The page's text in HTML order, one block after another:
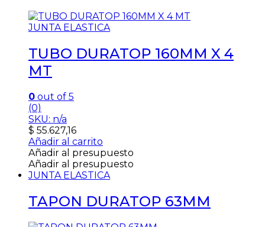
JUNTA ELASTICA
TUBO DURATOP 160MM X 4
MT
0 out of 5
(0)
SKU: n/a
$ 55.627,16
Añadir al carrito
Añadir al presupuesto
Añadir al presupuesto
JUNTA ELASTICA
TAPON DURATOP 63MM